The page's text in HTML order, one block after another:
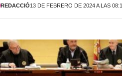
REDACCIÓ13 DE FEBRERO DE 2024 A LAS